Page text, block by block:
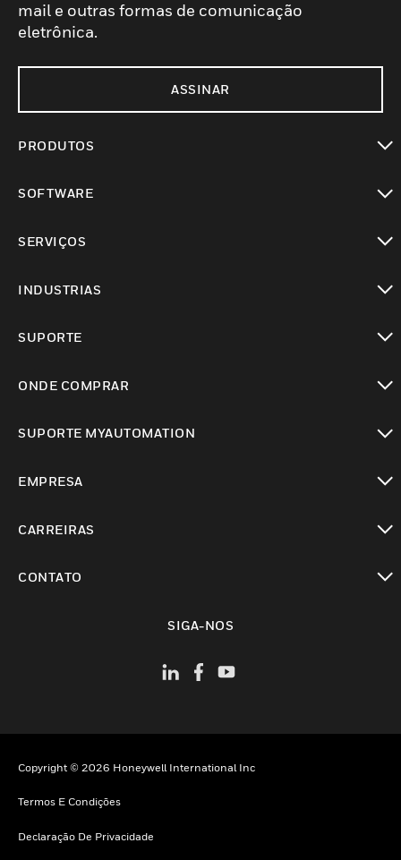
mail e outras formas de comunicação
eletrônica.
ASSINAR
PRODUTOS
SOFTWARE
SERVIÇOS
INDUSTRIAS
SUPORTE
ONDE COMPRAR
SUPORTE MYAUTOMATION
EMPRESA
CARREIRAS
CONTATO
SIGA-NOS
Copyright © 2026 Honeywell International Inc
Termos E Condições
Declaração De Privacidade